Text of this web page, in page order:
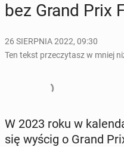
bez Grand Prix
26 SIERPNIA 2022, 09:30
Ten tekst przeczytasz w mniej
W 2023 roku w
się wyścig o Grand